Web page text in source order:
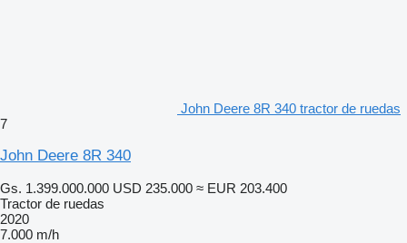
John Deere 8R 340 tractor de ruedas
7
John Deere 8R 340
Gs. 1.399.000.000 USD 235.000 ≈ EUR 203.400
Tractor de ruedas
2020
7.000 m/h